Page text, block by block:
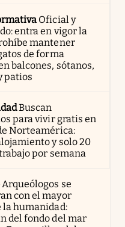
Oficial y
entra en vigor la
mantener
de forma
balcones, sótanos,
patios
Buscan
para vivir gratis en
Norteamérica:
y solo 20
por semana
Arqueólogos se
con el mayor
la humanidad:
del fondo del mar